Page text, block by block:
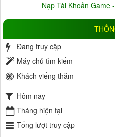
(0)
5 tháng(0)
7 tháng(0)
9 tháng(1)
11 tháng(0)
18 tháng
HDD(6)
Nạp Tài Khoản Game
Đang truy cập
Máy chủ tìm kiếm
Khách viếng thăm
Hôm nay
Tháng hiện tại
Tổng lượt truy cập